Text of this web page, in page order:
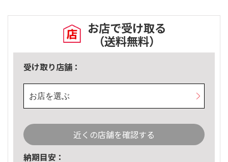
お店で受け取る
（送料無料）
受け取り店舗：
お店を選ぶ
近くの店舗を確認する
納期目安：